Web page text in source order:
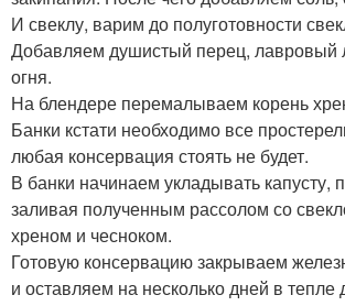
И свеклу, варим до полуготовности
Добавляем душистый перец, лавровый
огня.
На блендере перемалываем корень
Банки кстати необходимо все
любая консервация стоять не будет.
В банки начинаем укладывать капусту,
заливая полученным рассолом со
хреном и чесноком.
Готовую консервацию закрываем
и оставляем на несколько дней в тепле